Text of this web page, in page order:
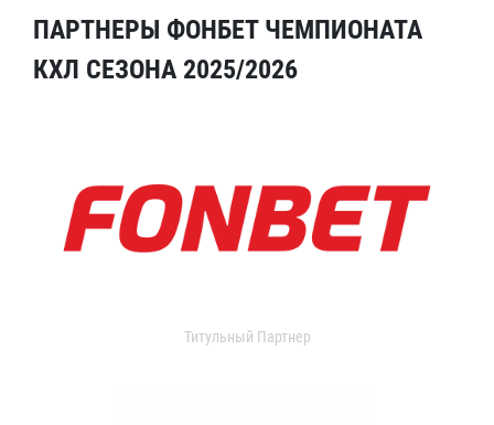
ПАРТНЕРЫ ФОНБЕТ ЧЕМПИОНАТА
КХЛ СЕЗОНА 2025/2026
Титульный Партнер